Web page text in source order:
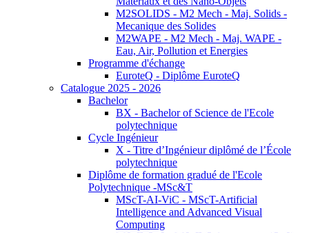
M2SOLIDS - M2 Mech - Maj. Solids -
Mecanique des Solides
M2WAPE - M2 Mech - Maj. WAPE -
Eau, Air, Pollution et Energies
Programme d'échange
EuroteQ - Diplôme EuroteQ
Catalogue 2025 - 2026
Bachelor
BX - Bachelor of Science de l'Ecole
polytechnique
Cycle Ingénieur
X - Titre d’Ingénieur diplômé de l’École
polytechnique
Diplôme de formation gradué de l'Ecole
Polytechnique -MSc&T
MScT-AI-ViC - MScT-Artificial
Intelligence and Advanced Visual
Computing